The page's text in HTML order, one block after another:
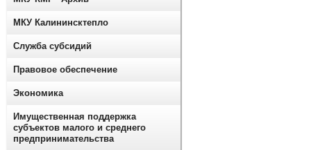
МКУ Калининсктепло
Служба субсидий
Правовое обеспечение
Экономика
Имущественная поддержка
субъектов малого и среднего
предпринимательства